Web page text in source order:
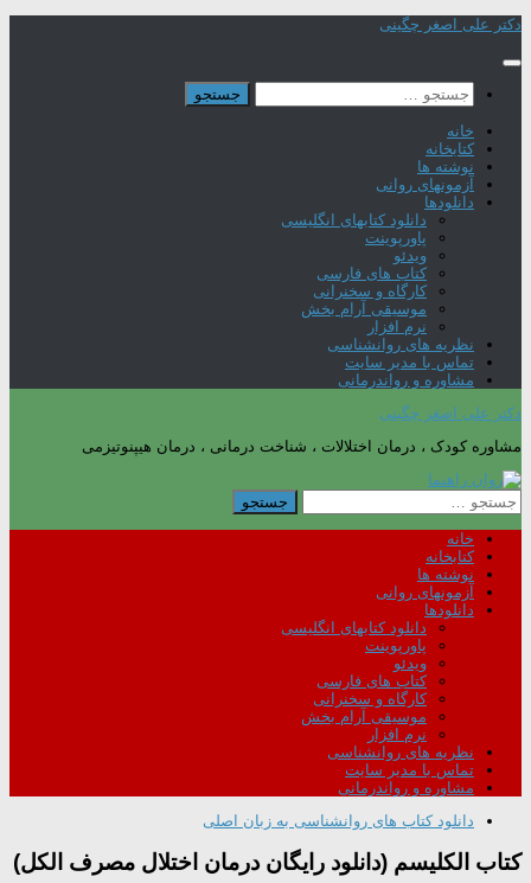
Skip
content
دکتر علی اصغر چگینی
جستجو
برای:
خانه
کتابخانه
نوشته ها
آزمونهای روانی
دانلودها
دانلود کتابهای انگلیسی
پاورپوینت
ویدئو
کتاب های فارسی
کارگاه و سخنرانی
موسیقی آرام بخش
نرم افزار
نظریه های روانشناسی
تماس با مدیر سایت
مشاوره و رواندرمانی
دکتر علی اصغر چگینی
مشاوره کودک ، درمان اختلالات ، شناخت درمانی ، درمان هیپنوتیزمی
جستجو
برای:
خانه
کتابخانه
نوشته ها
آزمونهای روانی
دانلودها
دانلود کتابهای انگلیسی
پاورپوینت
ویدئو
کتاب های فارسی
کارگاه و سخنرانی
موسیقی آرام بخش
نرم افزار
نظریه های روانشناسی
تماس با مدیر سایت
مشاوره و رواندرمانی
دانلود کتاب های روانشناسی به زبان اصلی
کتاب الکلیسم (دانلود رایگان درمان اختلال مصرف الکل)